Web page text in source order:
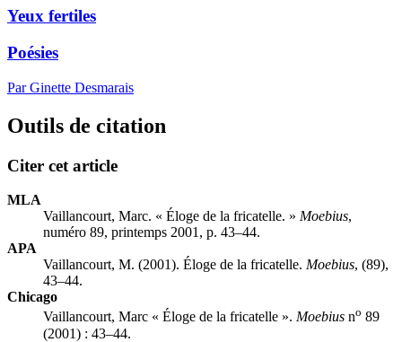
Yeux fertiles
Poésies
Par Ginette Desmarais
Outils de citation
Citer cet article
MLA
Vaillancourt, Marc. « Éloge de la fricatelle. » Moebius,
numéro 89, printemps 2001, p. 43–44.
APA
Vaillancourt, M. (2001). Éloge de la fricatelle. Moebius, (89),
43–44.
Chicago
Vaillancourt, Marc « Éloge de la fricatelle ». Moebius no 89
(2001) : 43–44.